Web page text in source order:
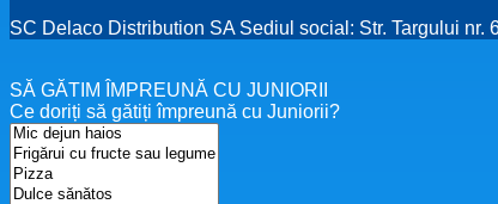
SC Delaco Distribution SA Sediul social: Str. Targului
SĂ GĂTIM ÎMPREUNĂ CU JUNIORII
Ce doriți să gătiți împreună cu Juniorii?